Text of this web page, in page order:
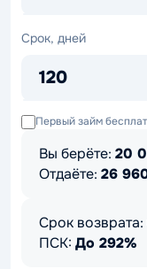
Срок, дней
120
Срок,
Первый займ
Вы берёте: 20
Отдаёте: 26
Срок возврата:
ПСК: До 292%